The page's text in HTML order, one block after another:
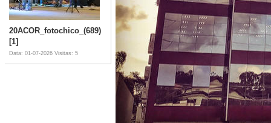
20ACOR_fotochico_(689)
[1]
Data: 01-07-2026 Visitas: 5